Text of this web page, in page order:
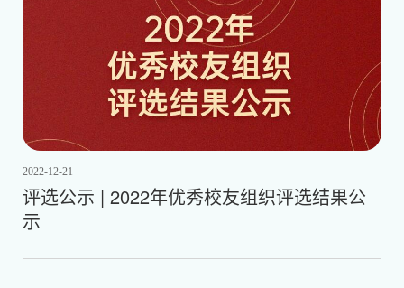
2022-12-21
评选公示 | 2022年优秀校友组织评选结果公
示